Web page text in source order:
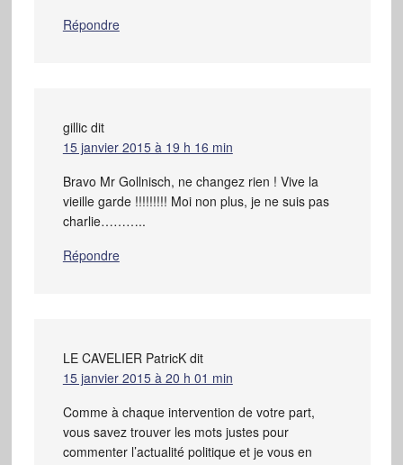
Répondre
gillic dit
15 janvier 2015 à 19 h 16 min
Bravo Mr Gollnisch, ne changez rien ! Vive la
vieille garde !!!!!!!!! Moi non plus, je ne suis pas
charlie………..
Répondre
LE CAVELIER PatricK dit
15 janvier 2015 à 20 h 01 min
Comme à chaque intervention de votre part,
vous savez trouver les mots justes pour
commenter l’actualité politique et je vous en